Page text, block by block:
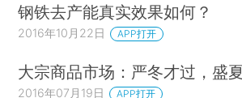
钢铁去产能真实效果如何？
2016年10月22日 APP打开
大宗商品市场：严冬才过，盛
2016年07月19日 APP打开